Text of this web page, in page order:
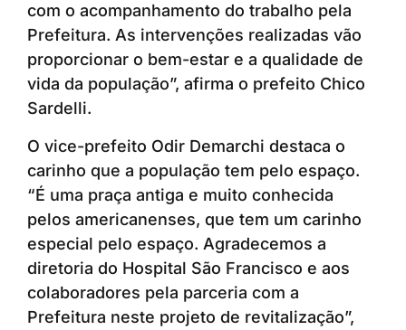
com o acompanhamento do trabalho pela
Prefeitura. As intervenções realizadas vão
proporcionar o bem-estar e a qualidade de
vida da população”, afirma o prefeito Chico
Sardelli.
O vice-prefeito Odir Demarchi destaca o
carinho que a população tem pelo espaço.
“É uma praça antiga e muito conhecida
pelos americanenses, que tem um carinho
especial pelo espaço. Agradecemos a
diretoria do Hospital São Francisco e aos
colaboradores pela parceria com a
Prefeitura neste projeto de revitalização”,